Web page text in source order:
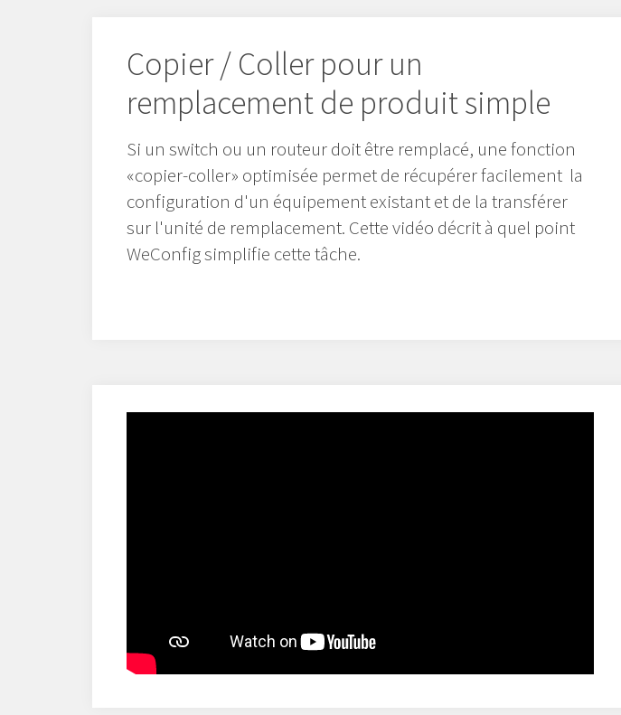
Copier / Coller pour un
remplacement de produit simple
Si un switch ou un routeur doit être remplacé, une fonction
«copier-coller» optimisée permet de récupérer facilement la
configuration d'un équipement existant et de la transférer
sur l'unité de remplacement. Cette vidéo décrit à quel point
WeConfig simplifie cette tâche.